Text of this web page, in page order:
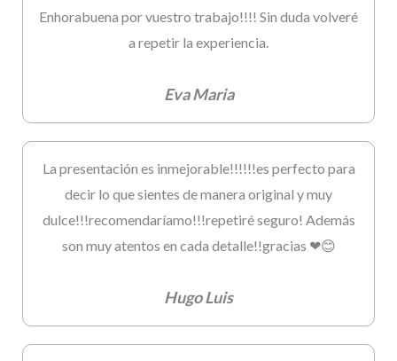
Enhorabuena por vuestro trabajo!!!! Sin duda volveré
a repetir la experiencia.
Eva Maria
La presentación es inmejorable!!!!!!es perfecto para
decir lo que sientes de manera original y muy
dulce!!!recomendaríamo!!!repetiré seguro! Además
son muy atentos en cada detalle!!gracias ❤😊
Hugo Luis